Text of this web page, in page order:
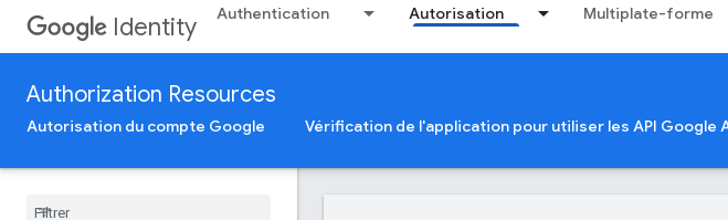
Identity Authentication Autorisation Multiplate-forme
Authorization Resources
Autorisation du compte Google Vérification de l'application pour utiliser les API Google